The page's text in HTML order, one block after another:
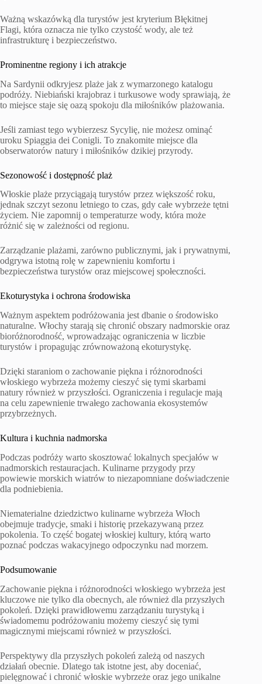
Ważną wskazówką dla turystów jest kryterium Błękitnej
Flagi, która oznacza nie tylko czystość wody, ale też
infrastrukturę i bezpieczeństwo.
Prominentne regiony i ich atrakcje
Na Sardynii odkryjesz plaże jak z wymarzonego katalogu
podróży. Niebiański krajobraz i turkusowe wody sprawiają, że
to miejsce staje się oazą spokoju dla miłośników plażowania.
Jeśli zamiast tego wybierzesz Sycylię, nie możesz ominąć
uroku Spiaggia dei Conigli. To znakomite miejsce dla
obserwatorów natury i miłośników dzikiej przyrody.
Sezonowość i dostępność plaż
Włoskie plaże przyciągają turystów przez większość roku,
jednak szczyt sezonu letniego to czas, gdy całe wybrzeże tętni
życiem. Nie zapomnij o temperaturze wody, która może
różnić się w zależności od regionu.
Zarządzanie plażami, zarówno publicznymi, jak i prywatnymi,
odgrywa istotną rolę w zapewnieniu komfortu i
bezpieczeństwa turystów oraz miejscowej społeczności.
Ekoturystyka i ochrona środowiska
Ważnym aspektem podróżowania jest dbanie o środowisko
naturalne. Włochy starają się chronić obszary nadmorskie oraz
bioróżnorodność, wprowadzając ograniczenia w liczbie
turystów i propagując zrównoważoną ekoturystykę.
Dzięki staraniom o zachowanie piękna i różnorodności
włoskiego wybrzeża możemy cieszyć się tymi skarbami
natury również w przyszłości. Ograniczenia i regulacje mają
na celu zapewnienie trwałego zachowania ekosystemów
przybrzeżnych.
Kultura i kuchnia nadmorska
Podczas podróży warto skosztować lokalnych specjałów w
nadmorskich restauracjach. Kulinarne przygody przy
powiewie morskich wiatrów to niezapomniane doświadczenie
dla podniebienia.
Niematerialne dziedzictwo kulinarne wybrzeża Włoch
obejmuje tradycje, smaki i historię przekazywaną przez
pokolenia. To część bogatej włoskiej kultury, którą warto
poznać podczas wakacyjnego odpoczynku nad morzem.
Podsumowanie
Zachowanie piękna i różnorodności włoskiego wybrzeża jest
kluczowe nie tylko dla obecnych, ale również dla przyszłych
pokoleń. Dzięki prawidłowemu zarządzaniu turystyką i
świadomemu podróżowaniu możemy cieszyć się tymi
magicznymi miejscami również w przyszłości.
Perspektywy dla przyszłych pokoleń zależą od naszych
działań obecnie. Dlatego tak istotne jest, aby doceniać,
pielęgnować i chronić włoskie wybrzeże oraz jego unikalne